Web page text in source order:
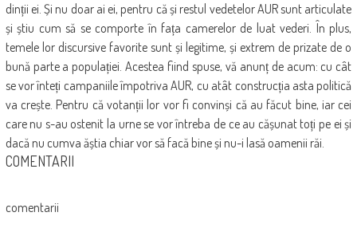
dinții ei. Și nu doar ai ei, pentru că și restul vedetelor AUR sunt articulate
și știu cum să se comporte în fața camerelor de luat vederi. În plus,
temele lor discursive favorite sunt și legitime, și extrem de prizate de o
bună parte a populației. Acestea fiind spuse, vă anunț de acum: cu cât
se vor înteți campaniile împotriva AUR, cu atât construcția asta politică
va crește. Pentru că votanții lor vor fi convinși că au făcut bine, iar cei
care nu s-au ostenit la urne se vor întreba de ce au cășunat toți pe ei și
dacă nu cumva ăștia chiar vor să facă bine și nu-i lasă oamenii răi.
COMENTARII
comentarii